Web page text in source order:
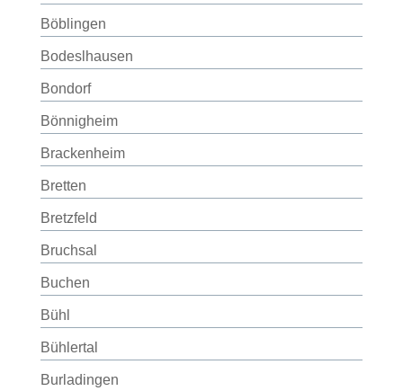
Böblingen
Bodeslhausen
Bondorf
Bönnigheim
Brackenheim
Bretten
Bretzfeld
Bruchsal
Buchen
Bühl
Bühlertal
Burladingen